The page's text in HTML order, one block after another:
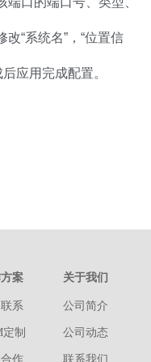
“系统名”，“位置信
应用完成配置。
案
系
定制
作
关于我们
公司简介
公司动态
联系我们